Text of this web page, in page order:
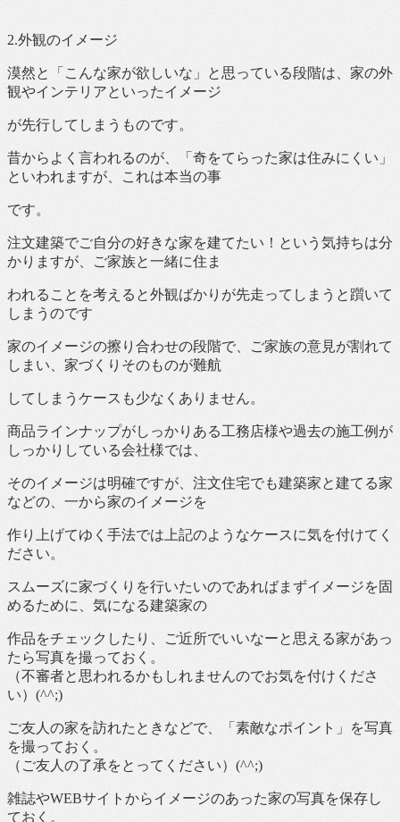
2.外観のイメージ
漠然と「こんな家が欲しいな」と思っている段階は、家の外
観やインテリアといったイメージ
が先行してしまうものです。
昔からよく言われるのが、「奇をてらった家は住みにくい」
といわれますが、これは本当の事
です。
注文建築でご自分の好きな家を建てたい！という気持ちは分
かりますが、ご家族と一緒に住ま
われることを考えると外観ばかりが先走ってしまうと躓いて
しまうのです
家のイメージの擦り合わせの段階で、ご家族の意見が割れて
しまい、家づくりそのものが難航
してしまうケースも少なくありません。
商品ラインナップがしっかりある工務店様や過去の施工例が
しっかりしている会社様では、
そのイメージは明確ですが、注文住宅でも建築家と建てる家
などの、一から家のイメージを
作り上げてゆく手法では上記のようなケースに気を付けてく
ださい。
スムーズに家づくりを行いたいのであればまずイメージを固
めるために、気になる建築家の
作品をチェックしたり、ご近所でいいなーと思える家があっ
たら写真を撮っておく。
（不審者と思われるかもしれませんのでお気を付けくださ
い）(^^;)
ご友人の家を訪れたときなどで、「素敵なポイント」を写真
を撮っておく。
（ご友人の了承をとってください）(^^;)
雑誌やWEBサイトからイメージのあった家の写真を保存し
ておく。